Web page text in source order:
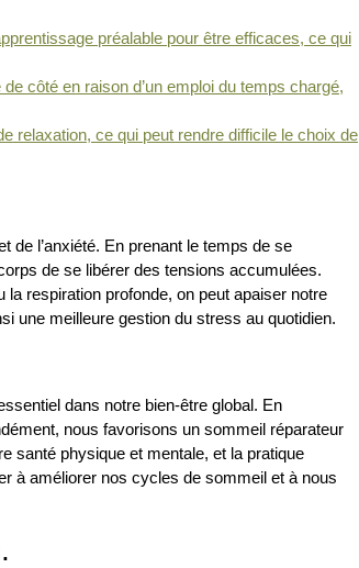
préalable pour être efficaces, ce qui
côté en raison d’un emploi du temps chargé,
relaxation, ce qui peut rendre difficile le choix de
de l’anxiété. En prenant le temps de se
de se libérer des tensions accumulées.
respiration profonde, on peut apaiser notre
une meilleure gestion du stress au quotidien.
dans notre bien-être global. En
nous favorisons un sommeil réparateur
santé physique et mentale, et la pratique
à améliorer nos cycles de sommeil et à nous